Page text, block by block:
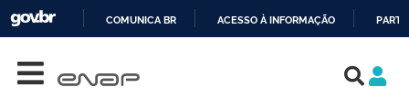
COMUNICA BR ACESSO À INFORMAÇÃO